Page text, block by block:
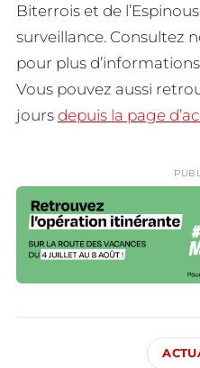
Biterrois et de
surveillance. Consultez
pour plus
Vous pouvez aussi
jours depuis la page